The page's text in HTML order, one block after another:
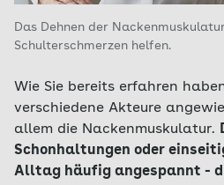
Das Dehnen der
Schulterschmerzen helfen.
Wie Sie bereits erfahren
verschiedene Akteure
allem die Nackenmuskulatur.
Schonhaltungen oder
Alltag häufig angespannt -